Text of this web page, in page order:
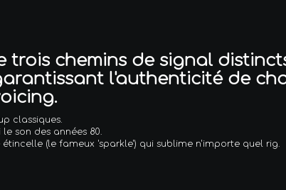
trois chemins de signal
garantissant l'authenticité de
classiques.
le son des années 80.
étincelle (le fameux 'sparkle') qui sublime n'importe quel rig.